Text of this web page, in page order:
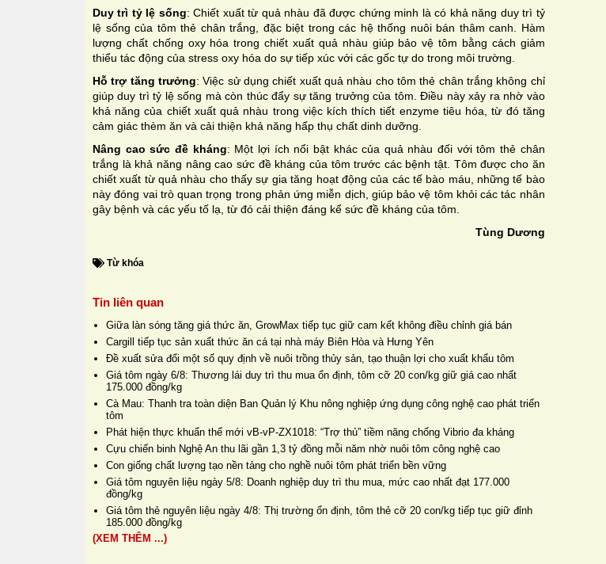
Duy trì tỷ lệ sống:Chiết xuất từ quả nhàu đã được chứng minh là có khả năng duy trì tỷ
lệ sống của tôm thẻ chân trắng, đặc biệt trong các hệ thống nuôi bán thâm canh. Hàm
lượng chất chống oxy hóa trong chiết xuất quả nhàu giúp bảo vệ tôm bằng cách giảm
thiểu tác động của stress oxy hóa do sự tiếp xúc với các gốc tự do trong môi trường.
Hỗ trợ tăng trưởng:Việc sử dụng chiết xuất quả nhàu cho tôm thẻ chân trắng không chỉ
giúp duy trì tỷ lệ sống mà còn thúc đẩy sự tăng trưởng của tôm. Điều này xảy ra nhờ vào
khả năng của chiết xuất quả nhàu trong việc kích thích tiết enzyme tiêu hóa, từ đó tăng
cảm giác thèm ăn và cải thiện khả năng hấp thụ chất dinh dưỡng.
Nâng cao sức đề kháng: Một lợi ích nổi bật khác của quả nhàu đối với tôm thẻ chân
trắng là khả năng nâng cao sức đề kháng của tôm trước các bệnh tật. Tôm được cho ăn
chiết xuất từ quả nhàu cho thấy sự gia tăng hoạt động của các tế bào máu, những tế bào
này đóng vai trò quan trọng trong phản ứng miễn dịch, giúp bảo vệ tôm khỏi các tác nhân
gây bệnh và các yếu tố lạ, từ đó cải thiện đáng kể sức đề kháng của tôm.
Tùng Dương
Từ khóa
Tin liên quan
Giữa làn sóng tăng giá thức ăn, GrowMax tiếp tục giữ cam kết không điều chỉnh giá bán
Cargill tiếp tục sản xuất thức ăn cá tại nhà máy Biên Hòa và Hưng Yên
Đề xuất sửa đổi một số quy định về nuôi trồng thủy sản, tạo thuận lợi cho xuất khẩu tôm
Giá tôm ngày 6/8: Thương lái duy trì thu mua ổn định, tôm cỡ 20 con/kg giữ giá cao nhất
175.000 đồng/kg
Cà Mau: Thanh tra toàn diện Ban Quản lý Khu nông nghiệp ứng dụng công nghệ cao phát triển
tôm
Phát hiện thực khuẩn thể mới vB-vP-ZX1018: “Trợ thủ” tiềm năng chống Vibrio đa kháng
Cựu chiến binh Nghệ An thu lãi gần 1,3 tỷ đồng mỗi năm nhờ nuôi tôm công nghệ cao
Con giống chất lượng tạo nền tảng cho nghề nuôi tôm phát triển bền vững
Giá tôm nguyên liệu ngày 5/8: Doanh nghiệp duy trì thu mua, mức cao nhất đạt 177.000
đồng/kg
Giá tôm thẻ nguyên liệu ngày 4/8: Thị trường ổn định, tôm thẻ cỡ 20 con/kg tiếp tục giữ đỉnh
185.000 đồng/kg
(XEM THÊM ...)